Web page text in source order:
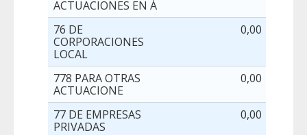
ACTUACIONES EN Á
76 DE
CORPORACIONES
LOCAL
0,00
778 PARA OTRAS
ACTUACIONE
0,00
77 DE EMPRESAS
PRIVADAS
0,00